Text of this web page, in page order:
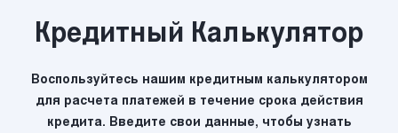
Кредитный Калькулятор
Воспользуйтесь нашим кредитным калькулятором
для расчета платежей в течение срока действия
кредита. Введите свои данные, чтобы узнать